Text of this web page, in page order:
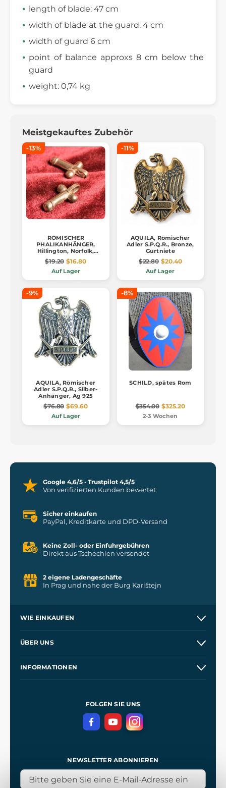
length of blade: 47 cm
width of blade at the guard: 4 cm
width of guard 6 cm
point of balance approxs 8 cm below the
guard
weight: 0,74 kg
Meistgekauftes Zubehör
-13%
RÖMISCHER
PHALIKANHÄNGER,
Hillington, Norfolk,
Bronze
$19.20 $16.80
Auf Lager
-11%
AQUILA, Römischer
Adler S.P.Q.R., Bronze,
Gurtniete
$22.80 $20.40
Auf Lager
-9%
AQUILA, Römischer
Adler S.P.Q.R., Silber-
Anhänger, Ag 925
$76.80 $69.60
Auf Lager
-8%
SCHILD, spätes Rom
$354.00 $325.20
2-3 Wochen
Google 4,6/5 · Trustpilot 4,5/5
Von verifizierten Kunden bewertet
Sicher einkaufen
PayPal, Kreditkarte und DPD-Versand
Keine Zoll- oder Einfuhrgebühren
Direkt aus Tschechien versendet
2 eigene Ladengeschäfte
In Prag und nahe der Burg Karlštejn
WIE EINKAUFEN
Kontakt
ÜBER UNS
INFORMATIONEN
DatenschutzerklärungFOLGEN SIE UNS
NEWSLETTER ABONNIEREN